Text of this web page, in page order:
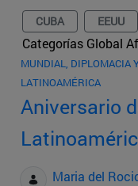
CUBA EEUU
Categorías Global
MUNDIAL, DIPLOMACIA
LATINOAMÉRICA
Aniversario
Maria del